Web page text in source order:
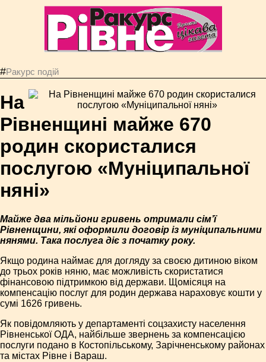
#Ракурс подій
На
Рівненщині майже 670
родин скористалися
послугою «Муніципальної
няні»
Майже два мільйони гривень отримали сім’ї
Рівненщини, які оформили договір із муніципальними
нянями. Така послуга діє з початку року.
Якщо родина наймає для догляду за своєю дитиною віком
до трьох років няню, має можливість скористатися
фінансовою підтримкою від держави. Щомісяця на
компенсацію послуг для родин держава нараховує кошти у
сумі 1626 гривень.
Як повідомляють у департаменті соцзахисту населення
Рівненської ОДА, найбільше звернень за компенсацією
послуги подано в Костопільському, Зарічненському районах
та містах Рівне і Вараш.